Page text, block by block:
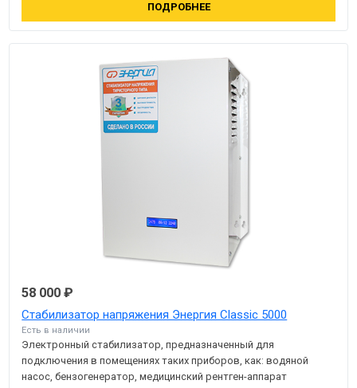
ПОДРОБНЕЕ
58 000 ₽
Стабилизатор напряжения Энергия Classic 5000
Есть в наличии
Электронный стабилизатор, предназначенный для
подключения в помещениях таких приборов, как: водяной
насос, бензогенератор, медицинский рентген-аппарат